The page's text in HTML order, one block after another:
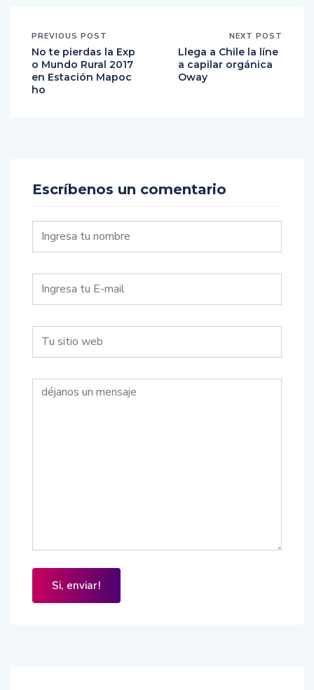
PREVIOUS POST
No te pierdas la Exp
o Mundo Rural 2017
en Estación Mapoc
ho
NEXT POST
Llega a Chile la líne
a capilar orgánica
Oway
Escríbenos un comentario